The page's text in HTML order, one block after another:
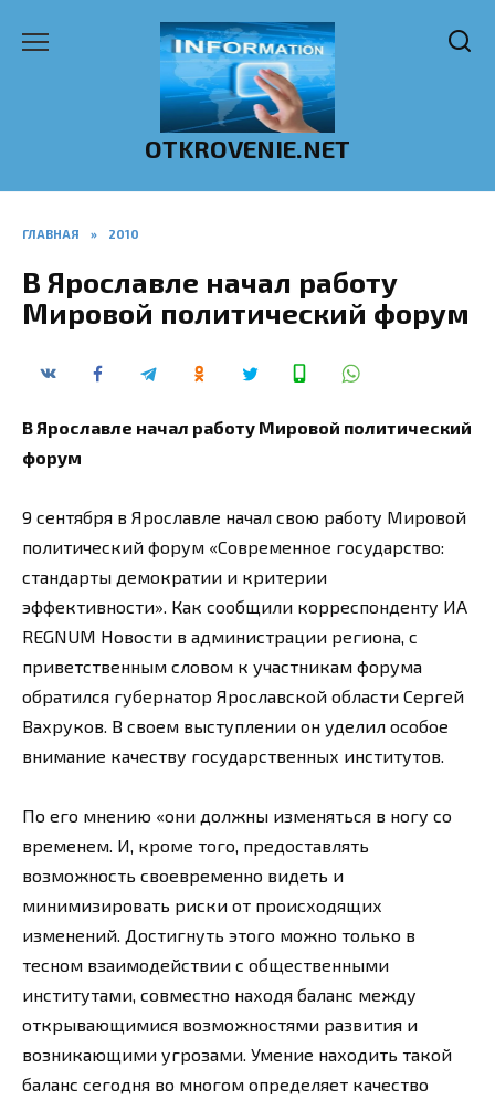
OTKROVENIE.NET
ГЛАВНАЯ » 2010
В Ярославле начал работу
Мировой политический форум
В Ярославле начал работу Мировой политический
форум
9 сентября в Ярославле начал свою работу Мировой
политический форум «Современное государство:
стандарты демократии и критерии
эффективности». Как сообщили корреспонденту ИА
REGNUM Новости в администрации региона, с
приветственным словом к участникам форума
обратился губернатор Ярославской области Сергей
Вахруков. В своем выступлении он уделил особое
внимание качеству государственных институтов.
По его мнению «они должны изменяться в ногу со
временем. И, кроме того, предоставлять
возможность своевременно видеть и
минимизировать риски от происходящих
изменений. Достигнуть этого можно только в
тесном взаимодействии с общественными
институтами, совместно находя баланс между
открывающимися возможностями развития и
возникающими угрозами. Умение находить такой
баланс сегодня во многом определяет качество